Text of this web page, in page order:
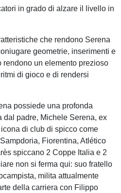
in grado di alzare il livello in
che rendono Serena
geometrie, inserimenti e
un elemento prezioso
di gioco e di rendersi
possiede una profonda
dal padre, Michele Serena, ex
di club di spicco come
Fiorentina, Atlético
spiccano 2 Coppe Italia e 2
non si ferma qui: suo fratello
milita attualmente
della carriera con Filippo